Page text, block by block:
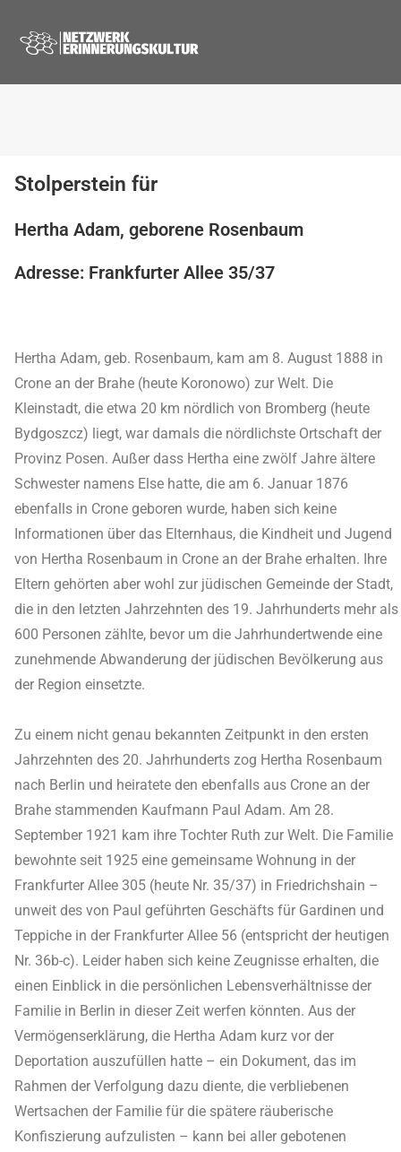
Stolperstein für
Hertha Adam, geborene Rosenbaum
Adresse: Frankfurter Allee 35/37
Hertha Adam, geb. Rosenbaum, kam am 8. August 1888 in
Crone an der Brahe (heute Koronowo) zur Welt. Die
Kleinstadt, die etwa 20 km nördlich von Bromberg (heute
Bydgoszcz) liegt, war damals die nördlichste Ortschaft der
Provinz Posen. Außer dass Hertha eine zwölf Jahre ältere
Schwester namens Else hatte, die am 6. Januar 1876
ebenfalls in Crone geboren wurde, haben sich keine
Informationen über das Elternhaus, die Kindheit und Jugend
von Hertha Rosenbaum in Crone an der Brahe erhalten. Ihre
Eltern gehörten aber wohl zur jüdischen Gemeinde der Stadt,
die in den letzten Jahrzehnten des 19. Jahrhunderts mehr als
600 Personen zählte, bevor um die Jahrhundertwende eine
zunehmende Abwanderung der jüdischen Bevölkerung aus
der Region einsetzte.
Zu einem nicht genau bekannten Zeitpunkt in den ersten
Jahrzehnten des 20. Jahrhunderts zog Hertha Rosenbaum
nach Berlin und heiratete den ebenfalls aus Crone an der
Brahe stammenden Kaufmann Paul Adam. Am 28.
September 1921 kam ihre Tochter Ruth zur Welt. Die Familie
bewohnte seit 1925 eine gemeinsame Wohnung in der
Frankfurter Allee 305 (heute Nr. 35/37) in Friedrichshain –
unweit des von Paul geführten Geschäfts für Gardinen und
Teppiche in der Frankfurter Allee 56 (entspricht der heutigen
Nr. 36b-c). Leider haben sich keine Zeugnisse erhalten, die
einen Einblick in die persönlichen Lebensverhältnisse der
Familie in Berlin in dieser Zeit werfen könnten. Aus der
Vermögenserklärung, die Hertha Adam kurz vor der
Deportation auszufüllen hatte – ein Dokument, das im
Rahmen der Verfolgung dazu diente, die verbliebenen
Wertsachen der Familie für die spätere räuberische
Konfiszierung aufzulisten – kann bei aller gebotenen